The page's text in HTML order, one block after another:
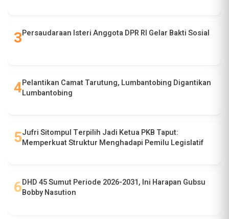
Persaudaraan Isteri Anggota DPR RI Gelar Bakti Sosial
Pelantikan Camat Tarutung, Lumbantobing Digantikan
Lumbantobing
Jufri Sitompul Terpilih Jadi Ketua PKB Taput:
Memperkuat Struktur Menghadapi Pemilu Legislatif
DHD 45 Sumut Periode 2026-2031, Ini Harapan Gubsu
Bobby Nasution